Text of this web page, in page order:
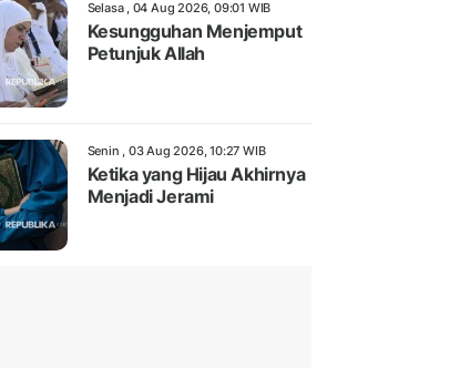
Selasa , 04 Aug 2026, 09:01 WIB
Kesungguhan Menjemput
Petunjuk Allah
Senin , 03 Aug 2026, 10:27 WIB
Ketika yang Hijau Akhirnya
Menjadi Jerami